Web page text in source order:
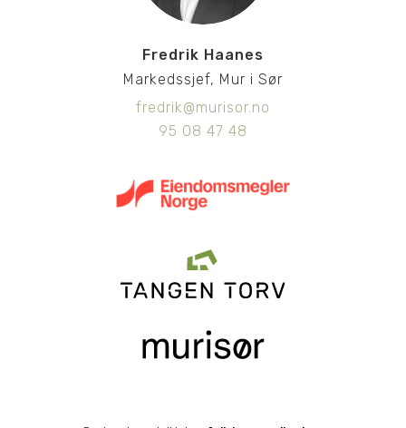
Fredrik Haanes
Markedssjef, Mur i Sør
fredrik@murisor.no
95 08 47 48